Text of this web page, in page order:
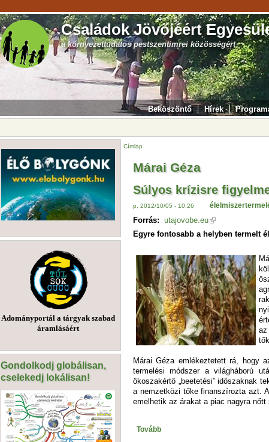
Családok Jövőjéért
a környezettudatos pestszentimrei közösségért
Beköszöntő Hírek
Adományportál a tárgyak szabad
áramlásáért
Gondolkodj globálisan,
cselekedj lokálisan!
Címlap
Márai Géza
Súlyos krízisre
p, 2012/10/05 - 10:26
Forrás: utajovobe.eu
Egyre fontosabb a helyben termelt
az
Márai Géza emlékeztetett rá, hogy
termelési módszer a világháború
ökoszakértő „beetetési” időszaknak
a nemzetközi tőke finanszírozta azt.
emelhetik az árakat a piac nagyra nőtt
Tovább